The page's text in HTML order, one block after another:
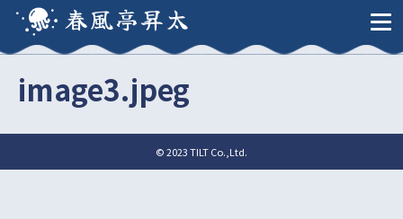
春風亭昇太
image3.jpeg
© 2023 TILT Co.,Ltd.